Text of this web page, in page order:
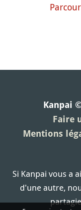
Kanpai
Faire
Mentions
Si Kanpai vous a
d'une autre,